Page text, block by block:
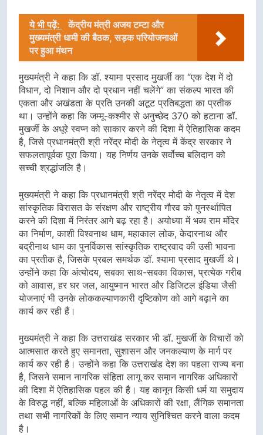
ये भी पढ़ें:
केंद्रीय मंत्री अजय टम्टा और
मुख्यमंत्री धामी की बैठक, सड़क परियोजनाओं
पर हुआ मंथन
मुख्यमंत्री ने कहा कि डॉ. श्यामा प्रसाद मुखर्जी का “एक देश में दो
विधान, दो निशान और दो प्रधान नहीं चलेंगे” का संकल्प भारत की
एकता और अखंडता के प्रति उनकी अटूट प्रतिबद्धता का प्रतीक
था। उन्होंने कहा कि जम्मू-कश्मीर से अनुच्छेद 370 को हटाना डॉ.
मुखर्जी के अधूरे स्वप्न को साकार करने की दिशा में ऐतिहासिक कदम
है, जिसे प्रधानमंत्री श्री नरेंद्र मोदी के नेतृत्व में केंद्र सरकार ने
सफलतापूर्वक पूरा किया। यह निर्णय उनके सर्वोच्च बलिदान को
सच्ची श्रद्धांजलि है।
मुख्यमंत्री ने कहा कि प्रधानमंत्री श्री नरेंद्र मोदी के नेतृत्व में देश
सांस्कृतिक विरासत के संरक्षण और राष्ट्रीय गौरव को पुनर्स्थापित
करने की दिशा में निरंतर आगे बढ़ रहा है। अयोध्या में भव्य राम मंदिर
का निर्माण, काशी विश्वनाथ धाम, महाकाल लोक, केदारनाथ और
बद्रीनाथ धाम का पुनर्विकास सांस्कृतिक राष्ट्रवाद की उसी भावना
का प्रतीक है, जिसके प्रबल समर्थक डॉ. श्यामा प्रसाद मुखर्जी थे।
उन्होंने कहा कि अंत्योदय, सबका साथ-सबका विकास, प्रत्येक गरीब
को आवास, हर घर जल, आयुष्मान भारत और डिजिटल इंडिया जैसी
योजनाएं भी उनके लोककल्याणकारी दृष्टिकोण को आगे बढ़ाने का
कार्य कर रही हैं।
मुख्यमंत्री ने कहा कि उत्तराखंड सरकार भी डॉ. मुखर्जी के विचारों को
आत्मसात करते हुए समानता, सुशासन और जनकल्याण के मार्ग पर
कार्य कर रही है। उन्होंने कहा कि उत्तराखंड देश का पहला राज्य बना
है, जिसने समान नागरिक संहिता लागू कर समान नागरिक अधिकारों
की दिशा में ऐतिहासिक पहल की है। यह कानून किसी धर्म या समुदाय
के विरुद्ध नहीं, बल्कि महिलाओं के अधिकारों की रक्षा, लैंगिक समानता
तथा सभी नागरिकों के लिए समान न्याय सुनिश्चित करने वाला कदम
है।